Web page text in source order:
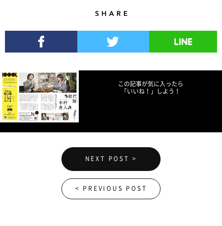
この記事が気に入ったら
「いいね！」しよう！
NEXT POST >
< PREVIOUS POST